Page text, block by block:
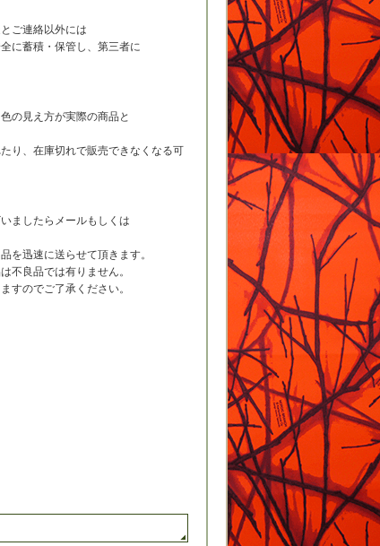
ご連絡以外には
に蓄積・保管し、第三者に
の見え方が実際の商品と
り、在庫切れで販売できなくなる可
ましたらメールもしくは
を迅速に送らせて頂きます。
不良品では有りません。
すのでご了承ください。